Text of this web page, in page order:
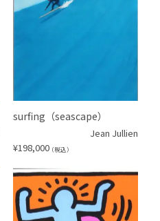
surfing（seascape）
Jean Jullien
¥198,000 （税込）